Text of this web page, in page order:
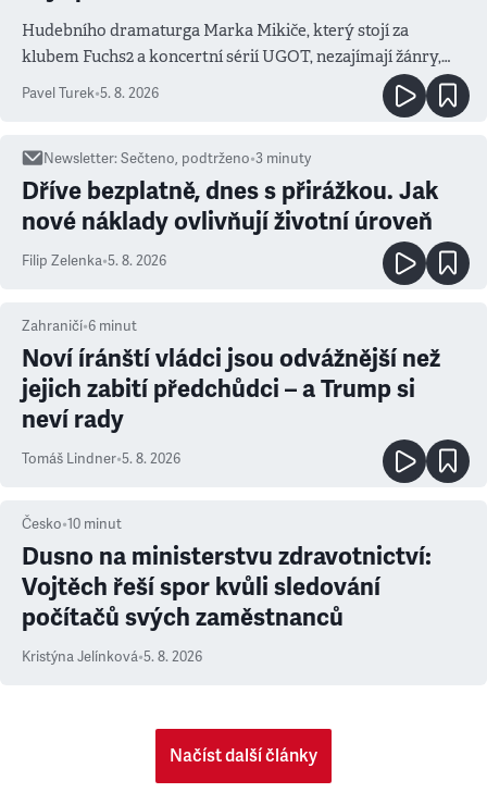
Hudebního dramaturga Marka Mikiče, který stojí za
klubem Fuchs2 a koncertní sérií UGOT, nezajímají žánry,
ale atmosféra
Pavel Turek•5. 8. 2026
Newsletter:Sečteno, podtrženo•3 minuty
Dříve bezplatně, dnes s přirážkou. Jak
nové náklady ovlivňují životní úroveň
Filip Zelenka•5. 8. 2026
Zahraničí•6 minut
Noví íránští vládci jsou odvážnější než
jejich zabití předchůdci – a Trump si
neví rady
Tomáš Lindner•5. 8. 2026
Česko•10 minut
Dusno na ministerstvu zdravotnictví:
Vojtěch řeší spor kvůli sledování
počítačů svých zaměstnanců
Kristýna Jelínková•5. 8. 2026
Načíst další články